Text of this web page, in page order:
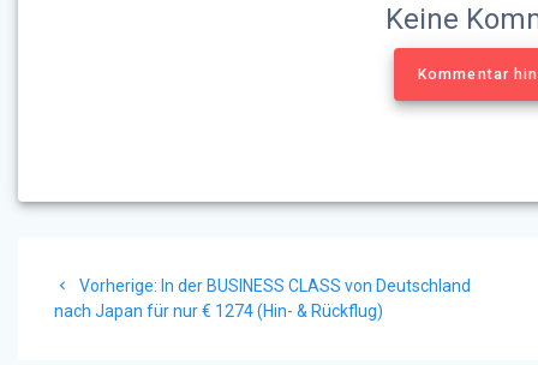
Keine
Kommentar
Vorherige: Vorheriger
Beitrag:
In der BUSINESS CLASS von Deutschland
nach Japan für nur € 1274 (Hin- & Rückflug)